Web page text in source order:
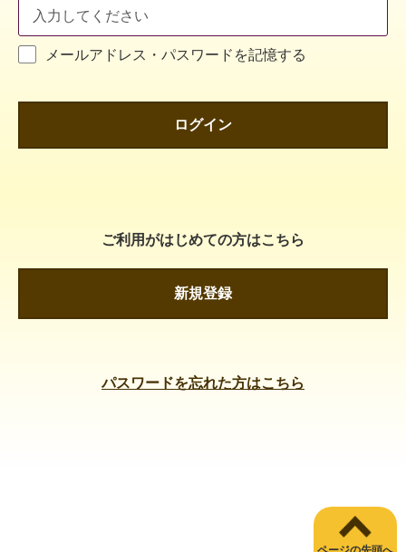
メールアドレス・パスワードを記憶する
ログイン
ご利用がはじめての方はこちら
新規登録
パスワードを忘れた方はこちら